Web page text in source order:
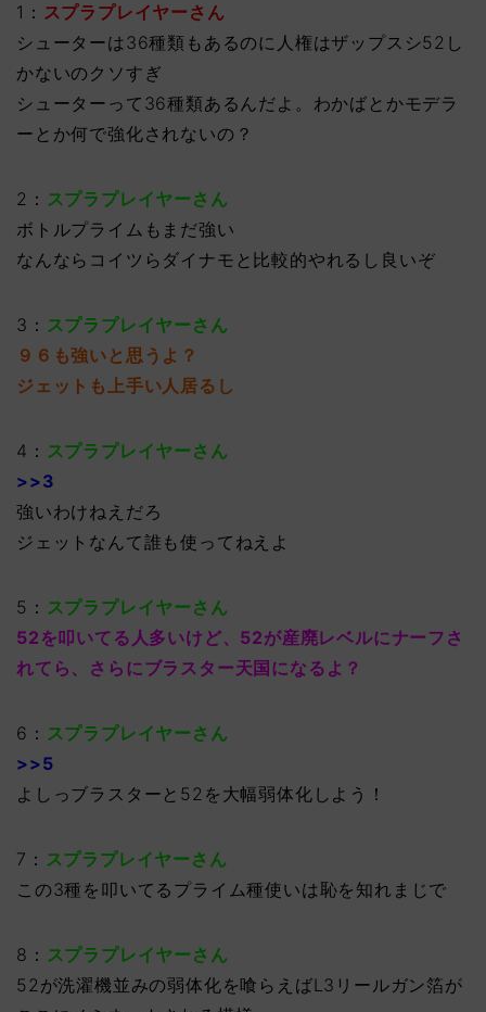
1： スプラプレイヤーさん
シューターは36種類もあるのに人権はザップスシ52し
かないのクソすぎ
シューターって36種類あるんだよ。わかばとかモデラ
ーとか何で強化されないの？
2： スプラプレイヤーさん
ボトルプライムもまだ強い
なんならコイツらダイナモと比較的やれるし良いぞ
3： スプラプレイヤーさん
９６も強いと思うよ？
ジェットも上手い人居るし
4： スプラプレイヤーさん
>>3
強いわけねえだろ
ジェットなんて誰も使ってねえよ
5： スプラプレイヤーさん
52を叩いてる人多いけど、52が産廃レベルにナーフさ
れてら、さらにブラスター天国になるよ？
6： スプラプレイヤーさん
>>5
よしっブラスターと52を大幅弱体化しよう！
7： スプラプレイヤーさん
この3種を叩いてるプライム種使いは恥を知れまじで
8： スプラプレイヤーさん
52が洗濯機並みの弱体化を喰らえばL3リールガン箔が